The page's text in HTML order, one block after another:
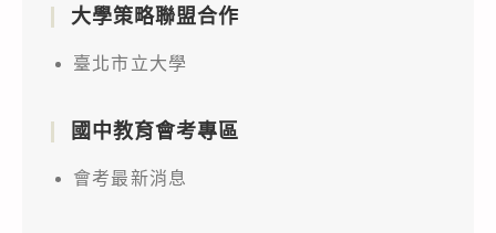
大學策略聯盟合作
臺北市立大學
國中教育會考專區
會考最新消息